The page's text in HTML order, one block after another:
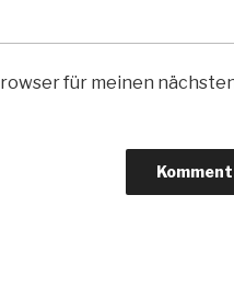
für meinen